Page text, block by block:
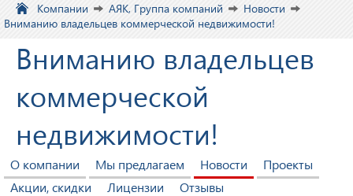
Компании АЯК, Группа компаний
Новости
Вниманию владельцев коммерческой недвижимости!
Вниманию владельцев
коммерческой
недвижимости!
О компании Мы предлагаем Новости
Проекты
Акции, скидки
Лицензии Отзывы